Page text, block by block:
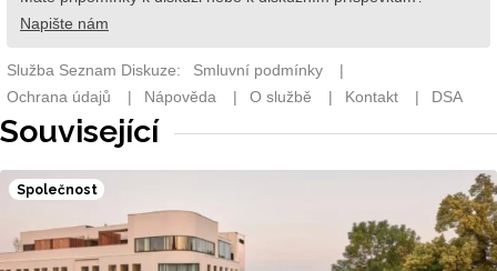
Související
Společnost